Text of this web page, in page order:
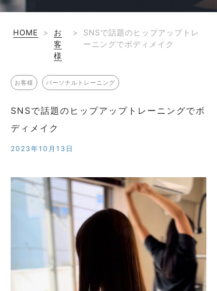
HOME >
お
客
様
>
SNSで話題のヒップアップトレ
ーニングでボディメイク
お客様 パーソナルトレーニング
SNSで話題のヒップアップトレーニングでボ
ディメイク
2023年10月13日